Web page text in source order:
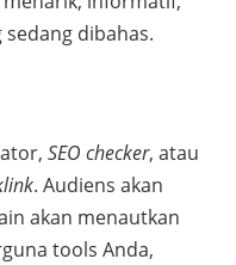
dibahas.
SEO checker, atau
. Audiens akan
akan menautkan
tools Anda,